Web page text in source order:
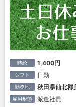
時給 1,400円
シフト 日勤
勤務地 秋田県仙北
雇用形態 派遣社員